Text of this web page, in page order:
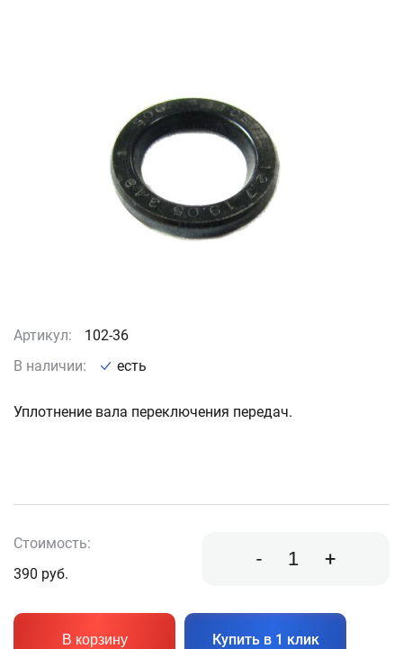
Артикул:
102-36
В наличии:
есть
Уплотнение вала переключения передач.
Стоимость:
390 руб.
- +
В корзину Купить в 1 клик